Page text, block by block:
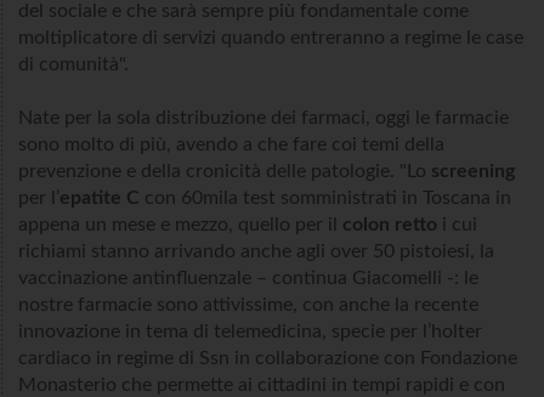
del sociale e che sarà sempre più fondamentale come
moltiplicatore di servizi quando entreranno a regime le case
di comunità".
Nate per la sola distribuzione dei farmaci, oggi le farmacie
sono molto di più, avendo a che fare coi temi della
prevenzione e della cronicità delle patologie. "Lo screening
per l’epatite C con 60mila test somministrati in Toscana in
appena un mese e mezzo, quello per il colon retto i cui
richiami stanno arrivando anche agli over 50 pistoiesi, la
vaccinazione antinfluenzale – continua Giacomelli -: le
nostre farmacie sono attivissime, con anche la recente
innovazione in tema di telemedicina, specie per l’holter
cardiaco in regime di Ssn in collaborazione con Fondazione
Monasterio che permette ai cittadini in tempi rapidi e con